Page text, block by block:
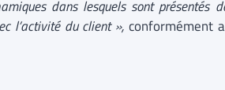
dans lesquels sont présentés
l’activité du client », conformément